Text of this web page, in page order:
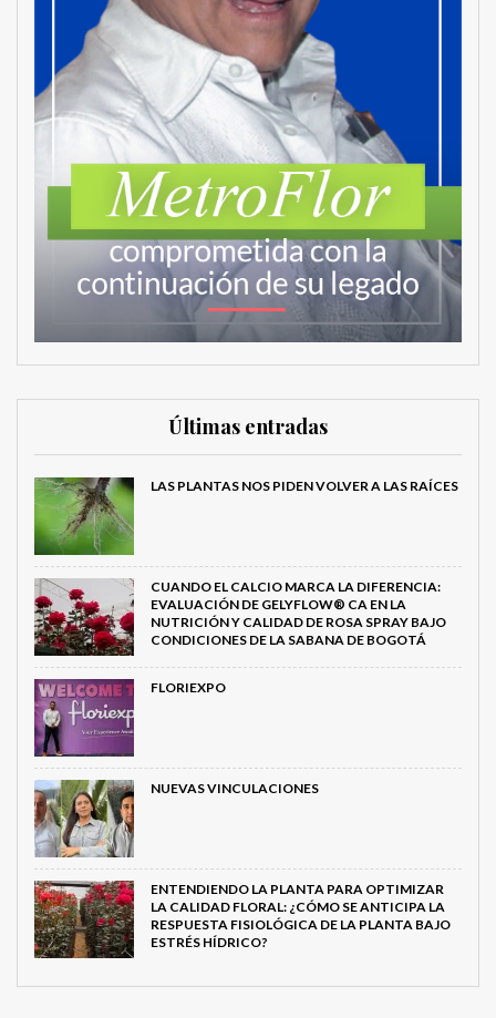
Últimas entradas
LAS PLANTAS NOS PIDEN VOLVER A LAS RAÍCES
CUANDO EL CALCIO MARCA LA DIFERENCIA:
EVALUACIÓN DE GELYFLOW® CA EN LA
NUTRICIÓN Y CALIDAD DE ROSA SPRAY BAJO
CONDICIONES DE LA SABANA DE BOGOTÁ
FLORIEXPO
NUEVAS VINCULACIONES
ENTENDIENDO LA PLANTA PARA OPTIMIZAR
LA CALIDAD FLORAL: ¿CÓMO SE ANTICIPA LA
RESPUESTA FISIOLÓGICA DE LA PLANTA BAJO
ESTRÉS HÍDRICO?